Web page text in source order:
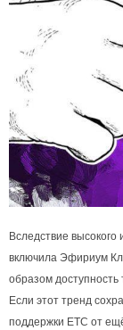
Вследствие
включила Эфириум
образом доступность
Если этот тренд
поддержки ETC от